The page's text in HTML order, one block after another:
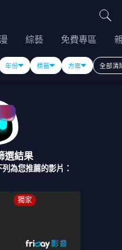
綜藝 免費專區
年份 標籤 方案 全部清
選結果
為您推薦的影片：
獨家